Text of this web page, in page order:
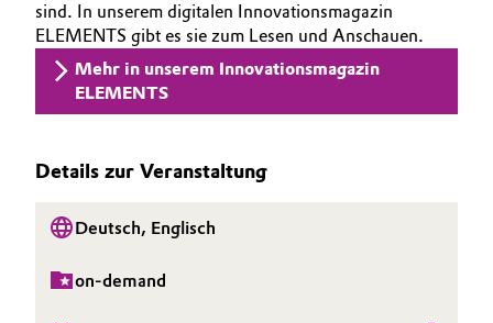
sind. In unserem digitalen Innovationsmagazin
ELEMENTS gibt es sie zum Lesen und Anschauen.
Mehr in unserem Innovationsmagazin
ELEMENTS
Details zur Veranstaltung
Deutsch, Englisch
on-demand